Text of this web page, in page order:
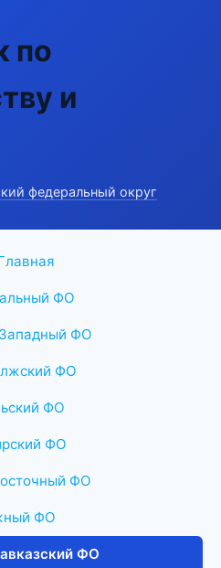
по
и
федеральный округ
ФО
ФО
ФО
ФО
ФО
ФО
ФО
ФО